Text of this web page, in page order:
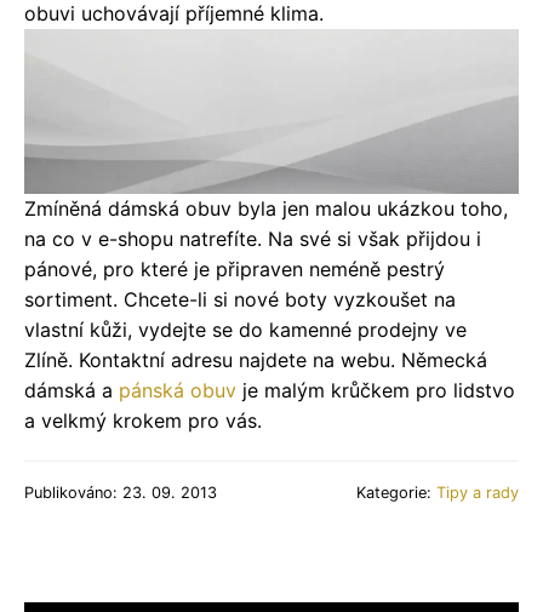
obuvi uchovávají příjemné klima.
Zmíněná dámská obuv byla jen malou ukázkou toho,
na co v e-shopu natrefíte. Na své si však přijdou i
pánové, pro které je připraven neméně pestrý
sortiment. Chcete-li si nové boty vyzkoušet na
vlastní kůži, vydejte se do kamenné prodejny ve
Zlíně. Kontaktní adresu najdete na webu. Německá
dámská a pánská obuv je malým krůčkem pro lidstvo
a velkmý krokem pro vás.
Publikováno: 23. 09. 2013 Kategorie: Tipy a rady